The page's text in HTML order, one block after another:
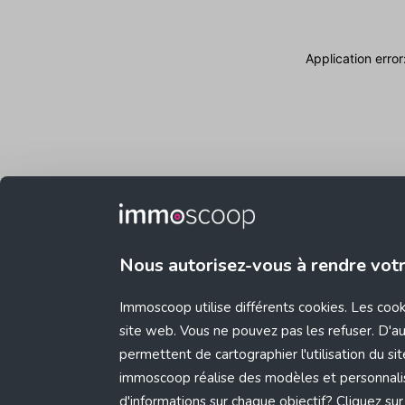
Nous autorisez-vous à rendre
Immoscoop utilise différents cookies. Les
site web. Vous ne pouvez pas les refuser.
permettent de cartographier l'utilisation du
immoscoop réalise des modèles et
d'informations sur chaque objectif? Cliquez
Application